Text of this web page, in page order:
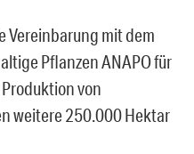
Vereinbarung mit dem
Pflanzen ANAPO für
von
weitere 250.000 Hektar